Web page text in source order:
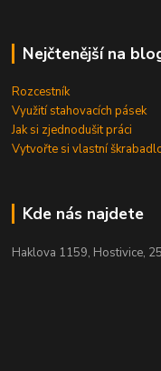
Nejčtenější na
Rozcestník
Využití stahovacích pásek
Jak si zjednodušit práci
Vytvořte si vlastní
Kde nás najdete
Haklova 1159, Hostivice,